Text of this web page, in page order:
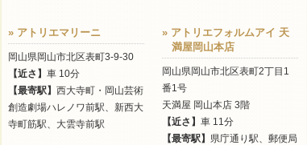
» アトリエマリーニ
岡山県岡山市北区表町3-9-30
【近さ】 車 10分
【最寄駅】 西大寺町・岡山芸術
創造劇場ハレノワ前駅、新西大
寺町筋駅、大雲寺前駅
» アトリエフォルムアイ 天
満屋岡山本店
岡山県岡山市北区表町2丁目1
番1号
天満屋 岡山本店 3階
【近さ】 車 11分
【最寄駅】 県庁通り駅、郵便局